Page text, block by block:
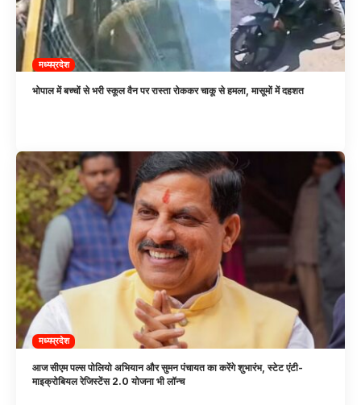
मध्यप्रदेश
भोपाल में बच्चों से भरी स्कूल वैन पर रास्ता रोककर चाकू से हमला, मासूमों में दहशत
मध्यप्रदेश
आज सीएम पल्स पोलियो अभियान और सुमन पंचायत का करेंगे शुभारंभ, स्टेट एंटी-
माइक्रोबियल रेजिस्टेंस 2.0 योजना भी लॉन्च